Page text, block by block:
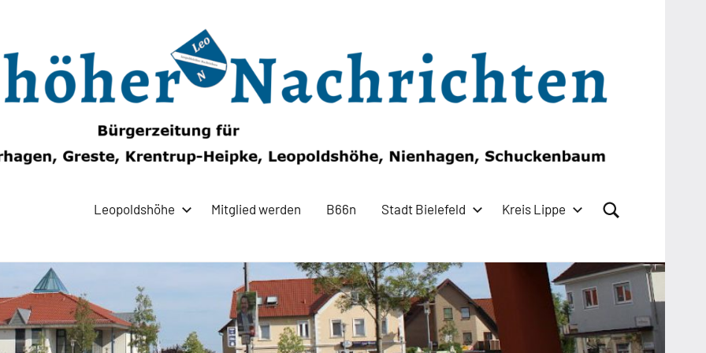
Leopoldshöhe Mitglied werden B66n Stadt Bielefeld Kreis Lippe